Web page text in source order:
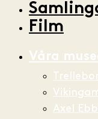
Film
Våra
Axel